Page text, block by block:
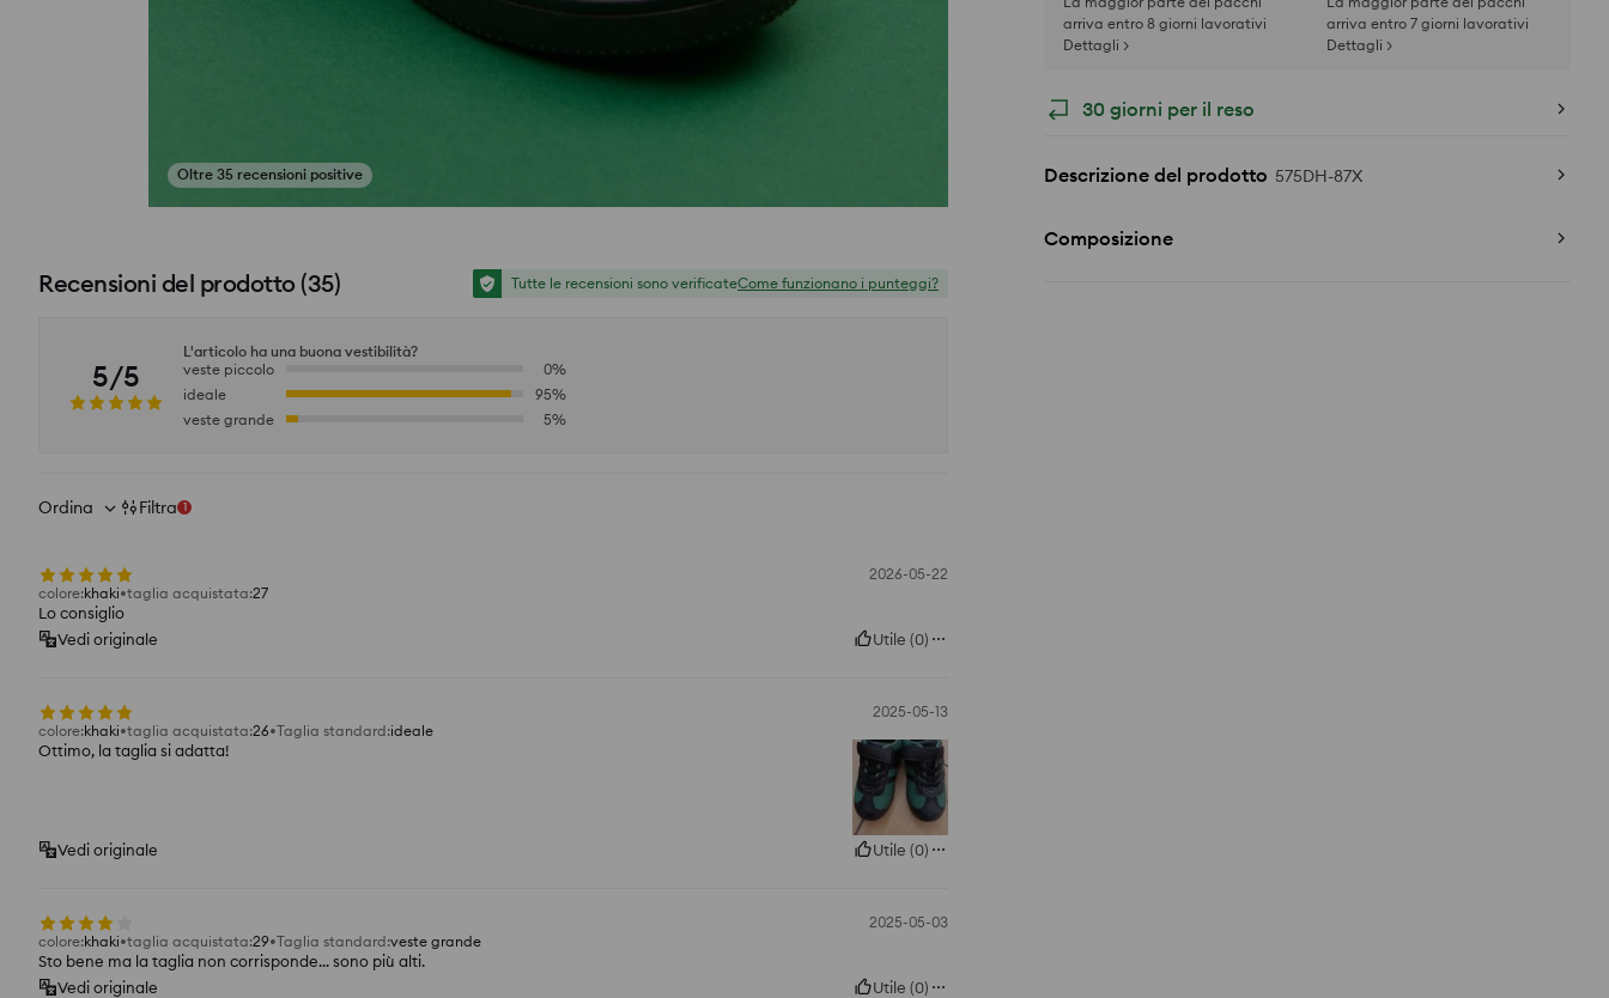
arriva entro 8 giorni lavorativi
Dettagli >
arriva entro 7 giorni lavorativi
Dettagli >
30 giorni per il reso
Descrizione del prodotto 575DH-87X
Composizione
Oltre 35 recensioni positive
si_productpage_user_photos_button_title
Recensioni del prodotto(35) Tutte le recensioni sono verificateCome funzionano i punteggi?
5/5
L'articolo ha una buona vestibilità?
veste piccolo
0%
ideale
95%
veste grande
5%
Ordina Filtra 1
2026-05-22
colore:khaki taglia acquistata:27
Lo consiglio
Vedi originale
Utile (0)
2025-05-13
colore:khaki taglia acquistata:26 Taglia standard:ideale
Ottimo, la taglia si adatta!
Vedi originale Utile (0)
2025-05-03
colore:khaki taglia acquistata:29 Taglia standard:veste grande
Sto bene ma la taglia non corrisponde... sono più alti.
Vedi originale
Utile (0)